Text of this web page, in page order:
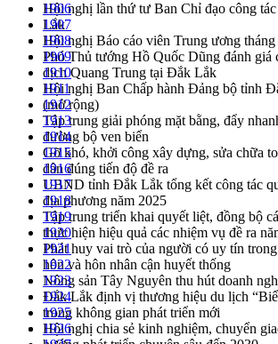
Hội nghị lần thứ tư Ban Chỉ đạo công
Lắk
Hội nghị Báo cáo viên Trung ương
Phó Thủ tướng Hồ Quốc Dũng đánh giá
dịch Quang Trung tại Đắk Lắk
Hội nghị Ban Chấp hành Đảng bộ tỉnh
(mở rộng)
Tập trung giải phóng mặt bằng, đẩy
đường bộ ven biển
Gỡ khó, khởi công xây dựng, sửa chữa
dân đúng tiến độ đề ra
UBND tỉnh Đắk Lắk tổng kết công tác
địa phương năm 2025
Tập trung triển khai quyết liệt, đồng bộ
thực hiện hiệu quả các nhiệm vụ đề ra
Phát huy vai trò của người có uy tín
hôn và hôn nhân cận huyết thống
Nông sản Tây Nguyên thu hút doanh
Đắk Lắk định vị thương hiệu du lịch
trong không gian phát triển mới
Hội nghị chia sẻ kinh nghiệm, chuyển
1906
1907
1908
1909
1910
1911
1912
1913
1914
1915
1916
1917
1918
1919
1920
1921
1922
1923
1924
1925
1926